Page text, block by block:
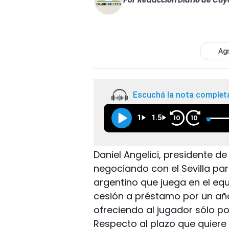
Escuchá la nota
1 1.5 10 10
Daniel Angelici, presidente
negociando con el Sevilla
argentino que juega en el
cesión a préstamo por un
ofreciendo al jugador sólo
Respecto al plazo que